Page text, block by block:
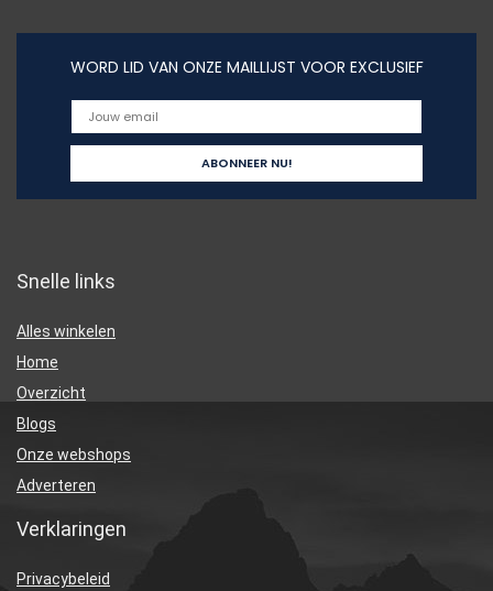
WORD LID VAN ONZE MAILLIJST VOOR EXCLUSIEF
Snelle links
Alles winkelen
Home
Overzicht
Blogs
Onze webshops
Adverteren
Verklaringen
Privacybeleid